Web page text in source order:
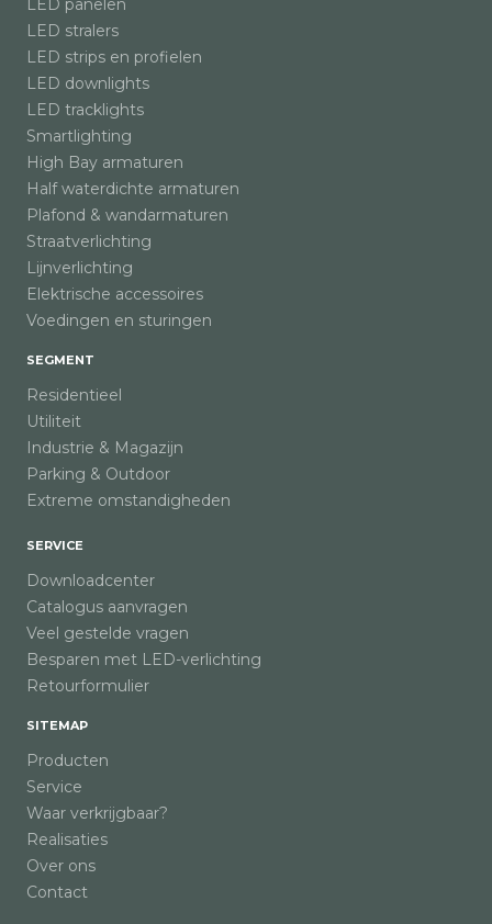
LED panelen
LED stralers
LED strips en profielen
LED downlights
LED tracklights
Smartlighting
High Bay armaturen
Half waterdichte armaturen
Plafond & wandarmaturen
Straatverlichting
Lijnverlichting
Elektrische accessoires
Voedingen en sturingen
SEGMENT
Residentieel
Utiliteit
Industrie & Magazijn
Parking & Outdoor
Extreme omstandigheden
SERVICE
Downloadcenter
Catalogus aanvragen
Veel gestelde vragen
Besparen met LED-verlichting
Retourformulier
SITEMAP
Producten
Service
Waar verkrijgbaar?
Realisaties
Over ons
Contact